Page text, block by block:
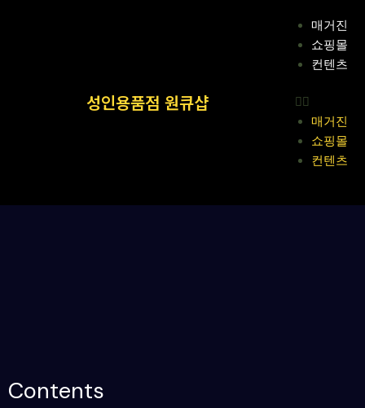
성인용품점 원큐샵
매거진
쇼핑몰
컨텐츠
Menu
매거진
쇼핑몰
컨텐츠
Contents